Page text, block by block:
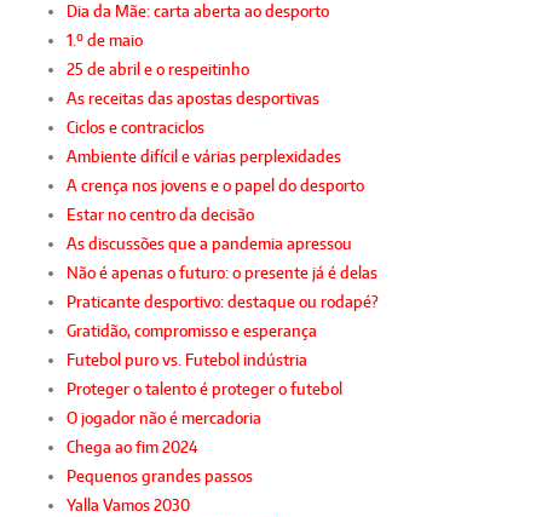
Dia da Mãe: carta aberta ao desporto
1.º de maio
25 de abril e o respeitinho
As receitas das apostas desportivas
Ciclos e contraciclos
Ambiente difícil e várias perplexidades
A crença nos jovens e o papel do desporto
Estar no centro da decisão
As discussões que a pandemia apressou
Não é apenas o futuro: o presente já é delas
Praticante desportivo: destaque ou rodapé?
Gratidão, compromisso e esperança
Futebol puro vs. Futebol indústria
Proteger o talento é proteger o futebol
O jogador não é mercadoria
Chega ao fim 2024
Pequenos grandes passos
Yalla Vamos 2030